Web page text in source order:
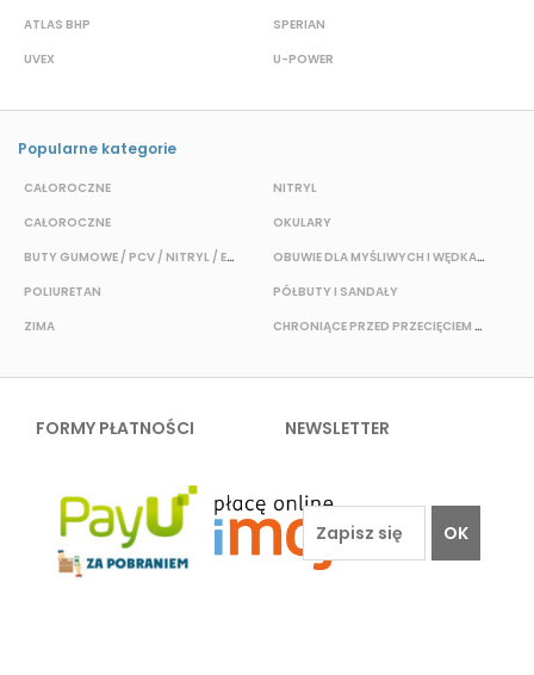
ATLAS BHP
UVEX
SPERIAN
U-POWER
Popularne kategorie
CAŁOROCZNE
CAŁOROCZNE
BUTY GUMOWE / PCV / NITRYL / EVA
POLIURETAN
ZIMA
NITRYL
OKULARY
OBUWIE DLA MYŚLIWYCH I WĘDKARZY
PÓŁBUTY I SANDAŁY
CHRONIĄCE PRZED PRZECIĘCIEM I PRZEKŁUCIEM
FORMY PŁATNOŚCI NEWSLETTER
OK